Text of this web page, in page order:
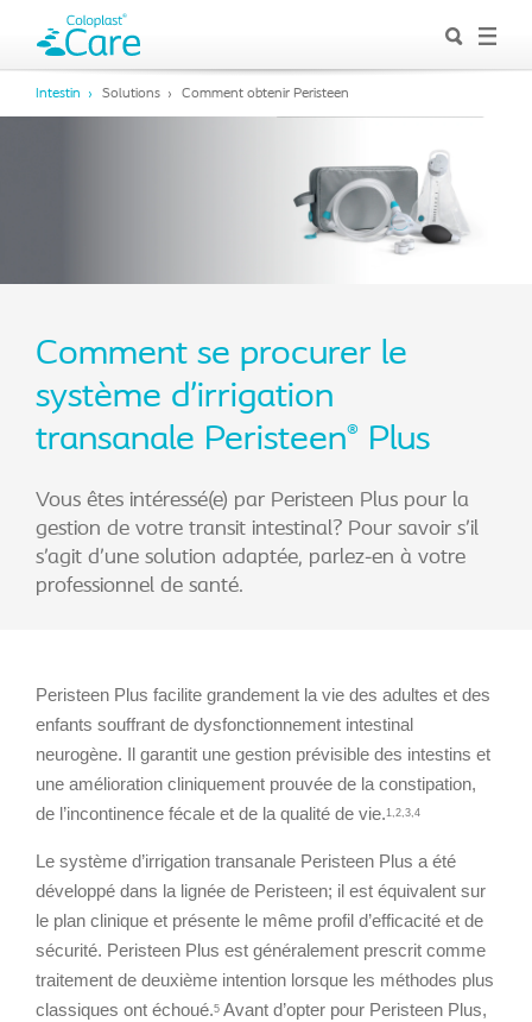
Intestin Solutions Comment obtenir Peristeen
Comment se procurer le
système d’irrigation
transanale Peristeen® Plus
Vous êtes intéressé(e) par Peristeen Plus pour la
gestion de votre transit intestinal? Pour savoir s’il
s’agit d’une solution adaptée, parlez-en à votre
professionnel de santé.
Peristeen Plus facilite grandement la vie des adultes et des
enfants souffrant de dysfonctionnement intestinal
neurogène. Il garantit une gestion prévisible des intestins et
une amélioration cliniquement prouvée de la constipation,
de l’incontinence fécale et de la qualité de vie. 1,2,3,4
Le système d’irrigation transanale Peristeen Plus a été
développé dans la lignée de Peristeen; il est équivalent sur
le plan clinique et présente le même profil d’efficacité et de
sécurité. Peristeen Plus est généralement prescrit comme
traitement de deuxième intention lorsque les méthodes plus
classiques ont échoué.5 Avant d’opter pour Peristeen Plus,